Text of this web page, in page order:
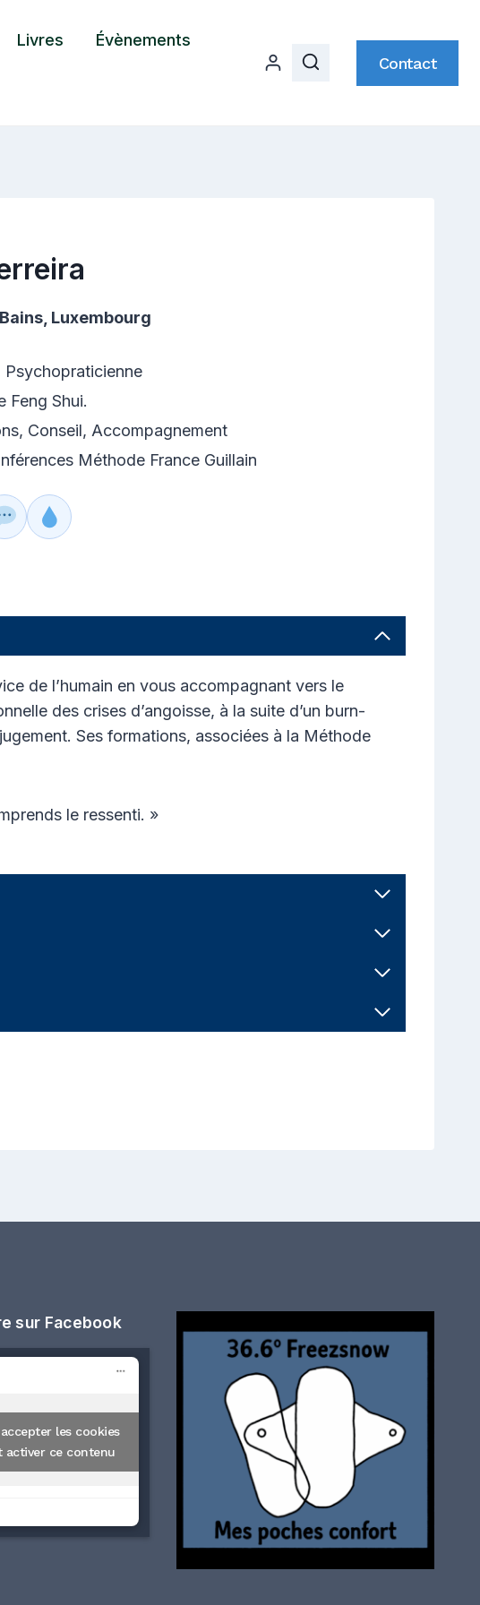
Livres Évènements
Contact
Luxembourg
Psychopraticienne
Feng Shui.
Conseil, Accompagnement
Méthode France Guillain
de l’humain en vous accompagnant vers le
des crises d’angoisse, à la suite d’un burn-
Ses formations, associées à la Méthode
le ressenti. »
sur Facebook
les cookies
activer ce contenu